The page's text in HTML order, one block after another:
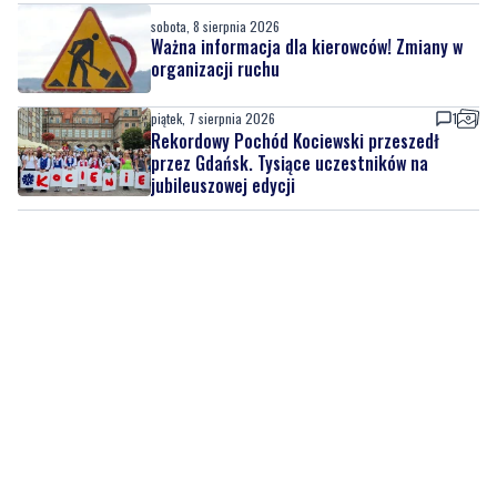
sobota, 8 sierpnia 2026
Ważna informacja dla kierowców! Zmiany w
organizacji ruchu
piątek, 7 sierpnia 2026 1
Rekordowy Pochód Kociewski przeszedł
przez Gdańsk. Tysiące uczestników na
jubileuszowej edycji